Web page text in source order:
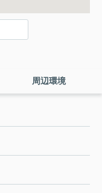
周辺環境